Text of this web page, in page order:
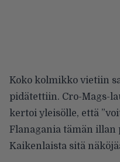
Koko kolmikko vietiin
pidätettiin. Cro-Mags-
kertoi yleisölle, että
Flanagania tämän illan
Kaikenlaista sitä